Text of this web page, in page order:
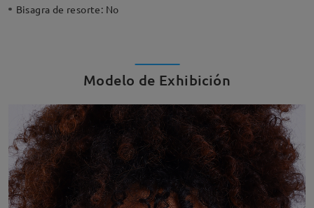
Bisagra de resorte: No
Modelo de Exhibición